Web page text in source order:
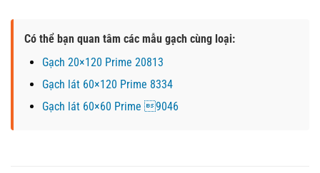
Có thể bạn quan tâm các mẫu gạch cùng loại:
Gạch 20×120 Prime 20813
Gạch lát 60×120 Prime 8334
Gạch lát 60×60 Prime 9046